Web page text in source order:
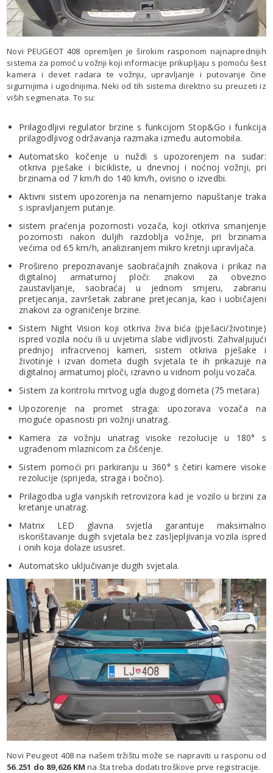
Novi PEUGEOT 408 opremljen je širokim rasponom najnaprednijih
sistema za pomoć u vožnji koji informacije prikupljaju s pomoću šest
kamera i devet radara te vožnju, upravljanje i putovanje čine
sigurnijima i ugodnijima. Neki od tih sistema direktno su preuzeti iz
viših segmenata. To su:
Prilagodljivi regulator brzine s funkcijom Stop&Go i funkcija
prilagodljivog održavanja razmaka između automobila.
Automatsko kočenje u nuždi s upozorenjem na sudar:
otkriva pješake i bicikliste, u dnevnoj i noćnoj vožnji, pri
brzinama od 7 km/h do 140 km/h, ovisno o izvedbi.
Aktivni sistem upozorenja na nenamjerno napuštanje traka
s ispravljanjem putanje.
sistem praćenja pozornosti vozača, koji otkriva smanjenje
pozornosti nakon duljih razdoblja vožnje, pri brzinama
većima od 65 km/h, analiziranjem mikro kretnji upravljača.
Prošireno prepoznavanje saobraćajnih znakova i prikaz na
digitalnoj armaturnoj ploči: znakovi za obvezno
zaustavljanje, saobraćaj u jednom smjeru, zabranu
pretjecanja, završetak zabrane pretjecanja, kao i uobičajeni
znakovi za ograničenje brzine.
Sistem Night Vision koji otkriva živa bića (pješaci/životinje)
ispred vozila noću ili u uvjetima slabe vidljivosti. Zahvaljujući
prednjoj infracrvenoj kameri, sistem otkriva pješake i
životinje i izvan dometa dugih svjetala te ih prikazuje na
digitalnoj armaturnoj ploči, izravno u vidnom polju vozača.
Sistem za kontrolu mrtvog ugla dugog dometa (75 metara)
Upozorenje na promet straga: upozorava vozača na
moguće opasnosti pri vožnji unatrag.
Kamera za vožnju unatrag visoke rezolucije u 180° s
ugrađenom mlaznicom za čišćenje.
Sistem pomoći pri parkiranju u 360° s četiri kamere visoke
rezolucije (sprijeda, straga i bočno).
Prilagodba ugla vanjskih retrovizora kad je vozilo u brzini za
kretanje unatrag.
Matrix LED glavna svjetla garantuje maksimalno
iskorištavanje dugih svjetala bez zasljepljivanja vozila ispred
i onih koja dolaze ususret.
Automatsko uključivanje dugih svjetala.
Novi Peugeot 408 na našem tržištu može se napraviti u rasponu od
56.251 do 89,626 KM na šta treba dodati troškove prve registracije.